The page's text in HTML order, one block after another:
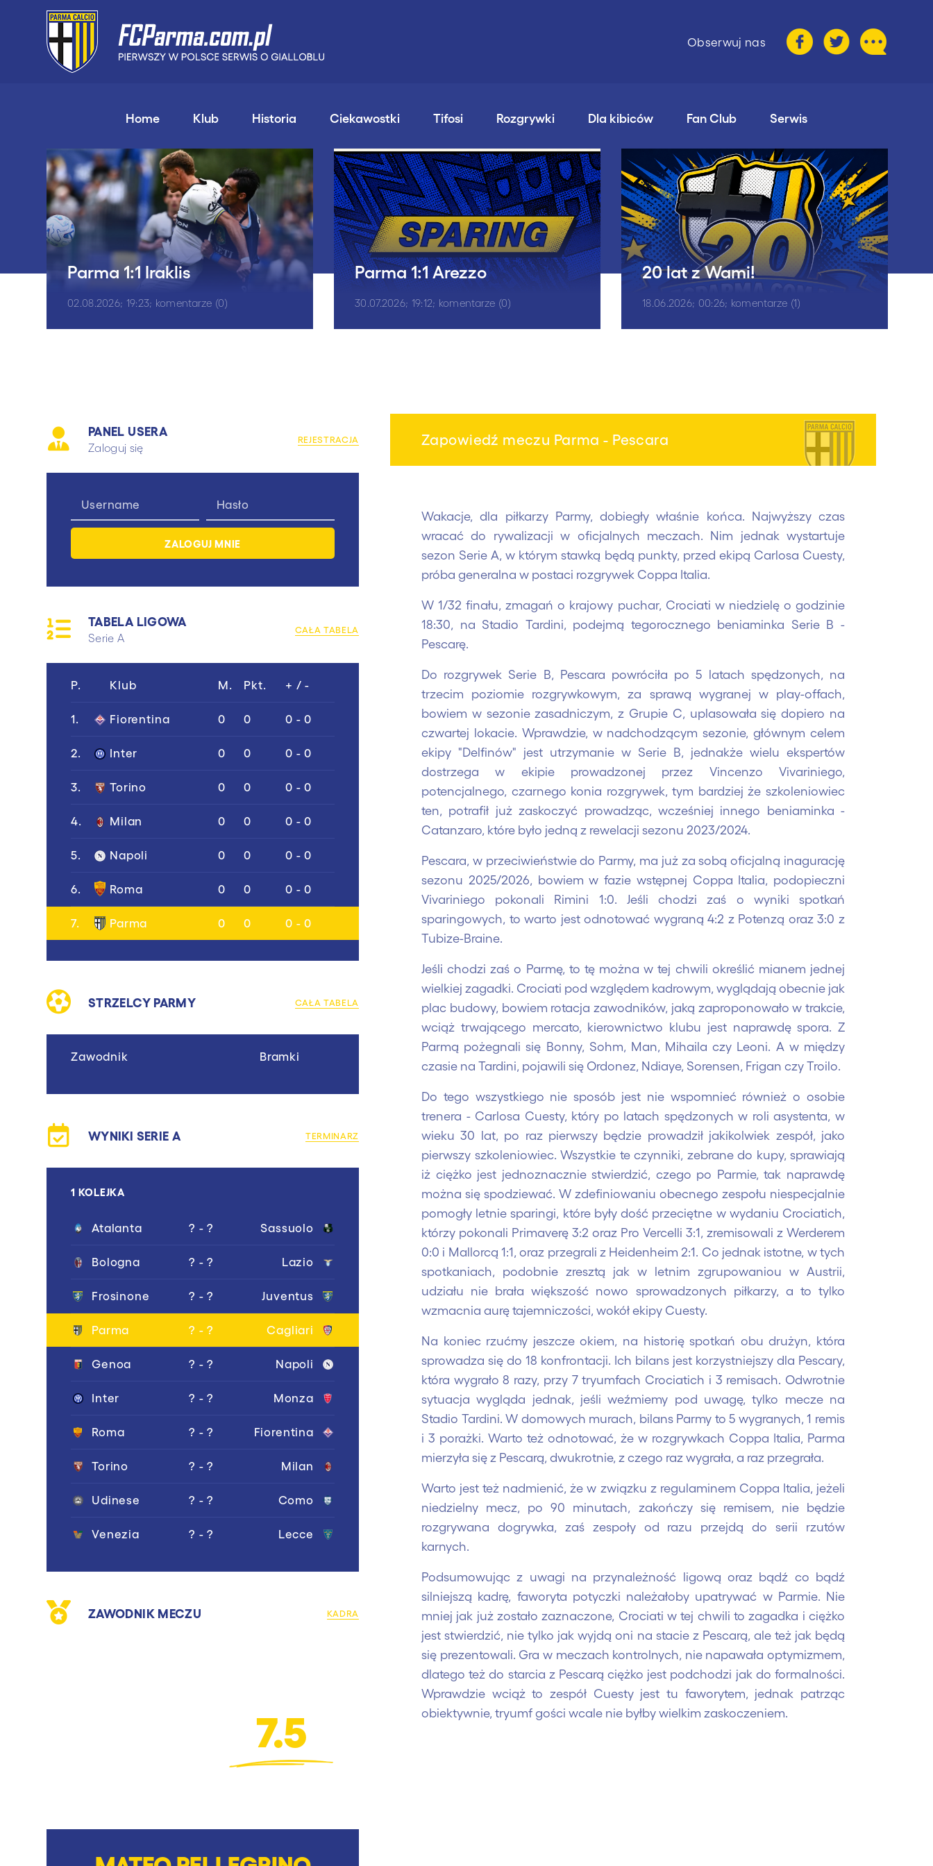
Obserwuj nas
Home Klub Historia Ciekawostki Tifosi Rozgrywki Dla kibiców Fan Club Serwis
Parma 1:1 Iraklis
02.08.2026; 19:23; komentarze (0)
Parma 1:1 Arezzo
30.07.2026; 19:12; komentarze (0)
20 lat z Wami!
18.06.2026; 00:26; komentarze (1)
PANEL USERA
Zaloguj się
REJESTRACJA
TABELA LIGOWA
Serie A
CAŁA TABELA
P. Klub M. Pkt. + / -
1. Fiorentina 0 0 0 - 0
2. Inter 0 0 0 - 0
3. Torino 0 0 0 - 0
4. Milan 0 0 0 - 0
5. Napoli 0 0 0 - 0
6. Roma 0 0 0 - 0
7. Parma 0 0 0 - 0
STRZELCY PARMY CAŁA TABELA
Zawodnik Bramki
WYNIKI SERIE A TERMINARZ
1 KOLEJKA
Atalanta ? - ? Sassuolo
Bologna ? - ? Lazio
Frosinone ? - ? Juventus
Parma ? - ? Cagliari
Genoa ? - ? Napoli
Inter ? - ? Monza
Roma ? - ? Fiorentina
Torino ? - ? Milan
Udinese ? - ? Como
Venezia ? - ? Lecce
ZAWODNIK MECZU KADRA
7.5
Zapowiedź meczu Parma - Pescara
Wakacje, dla piłkarzy Parmy, dobiegły właśnie końca. Najwyższy czas
wracać do rywalizacji w oficjalnych meczach. Nim jednak wystartuje
sezon Serie A, w którym stawką będą punkty, przed ekipą Carlosa Cuesty,
próba generalna w postaci rozgrywek Coppa Italia.
W 1/32 finału, zmagań o krajowy puchar, Crociati w niedzielę o godzinie
18:30, na Stadio Tardini, podejmą tegorocznego beniaminka Serie B -
Pescarę.
Do rozgrywek Serie B, Pescara powróciła po 5 latach spędzonych, na
trzecim poziomie rozgrywkowym, za sprawą wygranej w play-offach,
bowiem w sezonie zasadniczym, z Grupie C, uplasowała się dopiero na
czwartej lokacie. Wprawdzie, w nadchodzącym sezonie, głównym celem
ekipy "Delfinów" jest utrzymanie w Serie B, jednakże wielu ekspertów
dostrzega w ekipie prowadzonej przez Vincenzo Vivariniego,
potencjalnego, czarnego konia rozgrywek, tym bardziej że szkoleniowiec
ten, potrafił już zaskoczyć prowadząc, wcześniej innego beniaminka -
Catanzaro, które było jedną z rewelacji sezonu 2023/2024.
Pescara, w przeciwieństwie do Parmy, ma już za sobą oficjalną inagurację
sezonu 2025/2026, bowiem w fazie wstępnej Coppa Italia, podopieczni
Vivariniego pokonali Rimini 1:0. Jeśli chodzi zaś o wyniki spotkań
sparingowych, to warto jest odnotować wygraną 4:2 z Potenzą oraz 3:0 z
Tubize-Braine.
Jeśli chodzi zaś o Parmę, to tę można w tej chwili określić mianem jednej
wielkiej zagadki. Crociati pod względem kadrowym, wyglądają obecnie jak
plac budowy, bowiem rotacja zawodników, jaką zaproponowało w trakcie,
wciąż trwającego mercato, kierownictwo klubu jest naprawdę spora. Z
Parmą pożegnali się Bonny, Sohm, Man, Mihaila czy Leoni. A w między
czasie na Tardini, pojawili się Ordonez, Ndiaye, Sorensen, Frigan czy Troilo.
Do tego wszystkiego nie sposób jest nie wspomnieć również o osobie
trenera - Carlosa Cuesty, który po latach spędzonych w roli asystenta, w
wieku 30 lat, po raz pierwszy będzie prowadził jakikolwiek zespół, jako
pierwszy szkoleniowiec. Wszystkie te czynniki, zebrane do kupy, sprawiają
iż ciężko jest jednoznacznie stwierdzić, czego po Parmie, tak naprawdę
można się spodziewać. W zdefiniowaniu obecnego zespołu niespecjalnie
pomogły letnie sparingi, które były dość przeciętne w wydaniu Crociatich,
którzy pokonali Primaverę 3:2 oraz Pro Vercelli 3:1, zremisowali z Werderem
0:0 i Mallorcą 1:1, oraz przegrali z Heidenheim 2:1. Co jednak istotne, w tych
spotkaniach, podobnie zresztą jak w letnim zgrupowaniou w Austrii,
udziału nie brała większość nowo sprowadzonych piłkarzy, a to tylko
wzmacnia aurę tajemniczości, wokół ekipy Cuesty.
Na koniec rzućmy jeszcze okiem, na historię spotkań obu drużyn, która
sprowadza się do 18 konfrontacji. Ich bilans jest korzystniejszy dla Pescary,
która wygrało 8 razy, przy 7 tryumfach Crociatich i 3 remisach. Odwrotnie
sytuacja wygląda jednak, jeśli weźmiemy pod uwagę, tylko mecze na
Stadio Tardini. W domowych murach, bilans Parmy to 5 wygranych, 1 remis
i 3 porażki. Warto też odnotować, że w rozgrywkach Coppa Italia, Parma
mierzyła się z Pescarą, dwukrotnie, z czego raz wygrała, a raz przegrała.
Warto jest też nadmienić, że w związku z regulaminem Coppa Italia, jeżeli
niedzielny mecz, po 90 minutach, zakończy się remisem, nie będzie
rozgrywana dogrywka, zaś zespoły od razu przejdą do serii rzutów
karnych.
Podsumowując z uwagi na przynależność ligową oraz bądź co bądź
silniejszą kadrę, faworyta potyczki należałoby upatrywać w Parmie. Nie
mniej jak już zostało zaznaczone, Crociati w tej chwili to zagadka i ciężko
jest stwierdzić, nie tylko jak wyjdą oni na stacie z Pescarą, ale też jak będą
się prezentowali. Gra w meczach kontrolnych, nie napawała optymizmem,
dlatego też do starcia z Pescarą ciężko jest podchodzi jak do formalności.
Wprawdzie wciąż to zespół Cuesty jest tu faworytem, jednak patrząc
obiektywnie, tryumf gości wcale nie byłby wielkim zaskoczeniem.